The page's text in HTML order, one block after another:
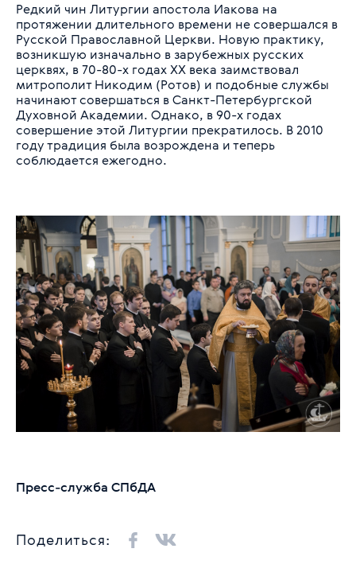
Редкий чин Литургии апостола Иакова на
протяжении длительного времени не совершался в
Русской Православной Церкви. Новую практику,
возникшую изначально в зарубежных русских
церквях, в 70-80-х годах XX века заимствовал
митрополит Никодим (Ротов) и подобные службы
начинают совершаться в Санкт-Петербургской
Духовной Академии. Однако, в 90-х годах
совершение этой Литургии прекратилось. В 2010
году традиция была возрождена и теперь
соблюдается ежегодно.
Пресс-служба СПбДА
Поделиться: